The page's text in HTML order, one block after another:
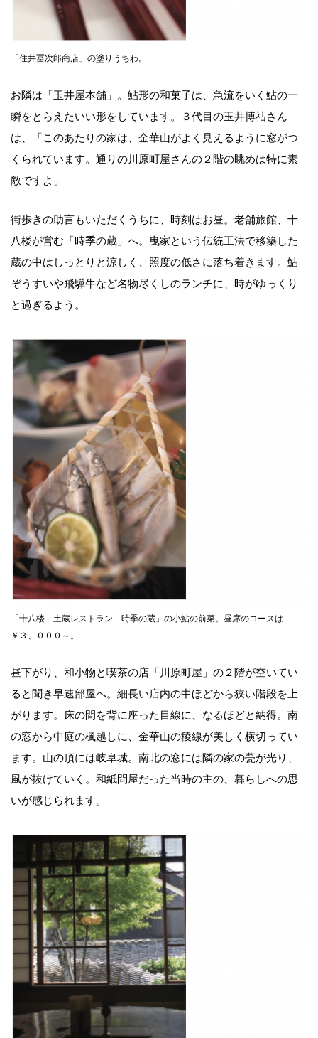
「住井冨次郎商店」の塗りうちわ。
お隣は「玉井屋本舗」。鮎形の和菓子は、急流をいく鮎の一
瞬をとらえたいい形をしています。３代目の玉井博祜さん
は、「このあたりの家は、金華山がよく見えるように窓がつ
くられています。通りの川原町屋さんの２階の眺めは特に素
敵ですよ」
街歩きの助言もいただくうちに、時刻はお昼。老舗旅館、十
八楼が営む「時季の蔵」へ。曳家という伝統工法で移築した
蔵の中はしっとりと涼しく、照度の低さに落ち着きます。鮎
ぞうすいや飛驒牛など名物尽くしのランチに、時がゆっくり
と過ぎるよう。
「十八楼 土蔵レストラン 時季の蔵」の小鮎の前菜。昼席のコースは
￥３、０００～。
昼下がり、和小物と喫茶の店「川原町屋」の２階が空いてい
ると聞き早速部屋へ。細長い店内の中ほどから狭い階段を上
がります。床の間を背に座った目線に、なるほどと納得。南
の窓から中庭の楓越しに、金華山の稜線が美しく横切ってい
ます。山の頂には岐阜城。南北の窓には隣の家の甍が光り、
風が抜けていく。和紙問屋だった当時の主の、暮らしへの思
いが感じられます。